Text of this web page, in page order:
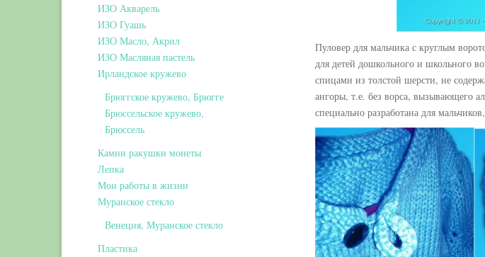
Пуловер для мальчика с круглым
для детей дошкольного и школьного
спицами из толстой шерсти, не
ангоры, т.е. без ворса, вызывающего
специально разработана для
ИЗО Акварель
ИЗО Гуашь
ИЗО Масло, Акрил
ИЗО Масляная пастель
Ирландское кружево
Брюггское кружево, Брюгге
Брюссельское кружево,
Брюссель
Камни ракушки монеты
Лепка
Мои работы в жизни
Муранское стекло
Венеция, Муранское стекло
Пластика